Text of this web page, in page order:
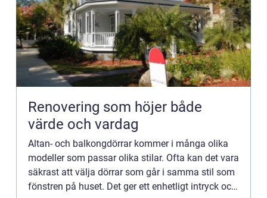
Renovering som höjer både
värde och vardag
Altan- och balkongdörrar kommer i många olika
modeller som passar olika stilar. Ofta kan det vara
säkrast att välja dörrar som går i samma stil som
fönstren på huset. Det ger ett enhetligt intryck och